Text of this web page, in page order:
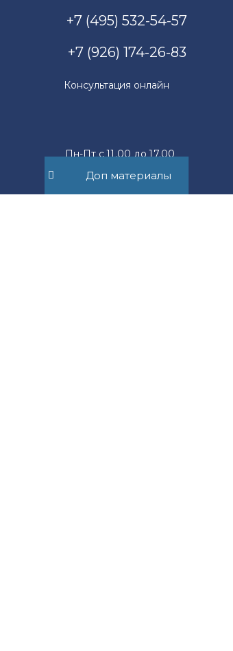
Доп материалы
Пн-Пт с 11.00 до 17.00
mail@suvorov.legal
+7 (495) 532-54-57
+7 (926) 174-26-83
Консультация онлайн